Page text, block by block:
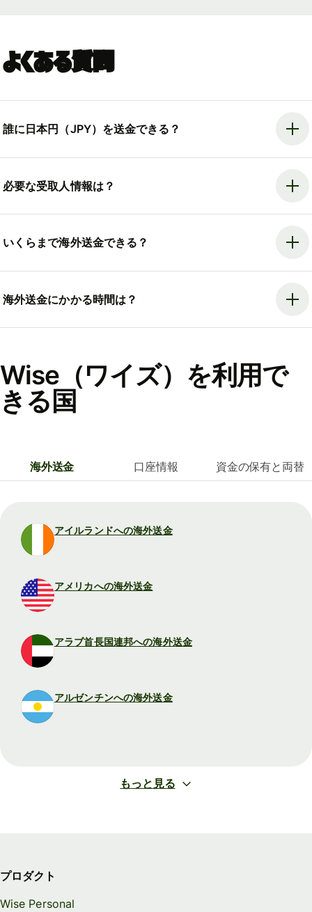
よくある質問
誰に日本円（JPY）を送金できる？
必要な受取人情報は？
いくらまで海外送金できる？
海外送金にかかる時間は？
Wise（ワイズ）を利用で
きる国
海外送金 口座情報 資金の保有と両替
アイルランドへの海外送金
アメリカへの海外送金
アラブ首長国連邦への海外送金
アルゼンチンへの海外送金
もっと見る
プロダクト
Wise Personal